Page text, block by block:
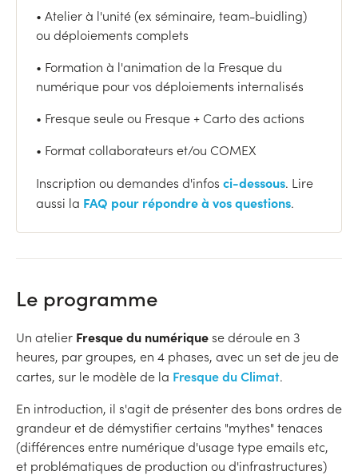
• Atelier à l'unité (ex séminaire, team-buidling)
ou déploiements complets
• Formation à l'animation de la Fresque du
numérique pour vos déploiements internalisés
• Fresque seule ou Fresque + Carto des actions
• Format collaborateurs et/ou COMEX
Inscription ou demandes d'infos ci-dessous. Lire
aussi la FAQ pour répondre à vos questions.
Le programme
Un atelier Fresque du numériquese déroule en 3
heures, par groupes, en 4 phases, avec un set de jeu de
cartes, sur le modèle de la Fresque du Climat.
En introduction, il s'agit de présenter des bons ordres de
grandeur et de démystifier certains "mythes" tenaces
(différences entre numérique d'usage type emails etc,
et problématiques de production ou d'infrastructures)